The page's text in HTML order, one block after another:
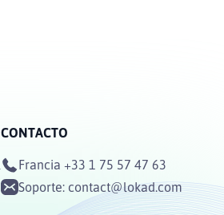
CONTACTO
Francia +33 1 75 57 47 63
Soporte: contact@lokad.com